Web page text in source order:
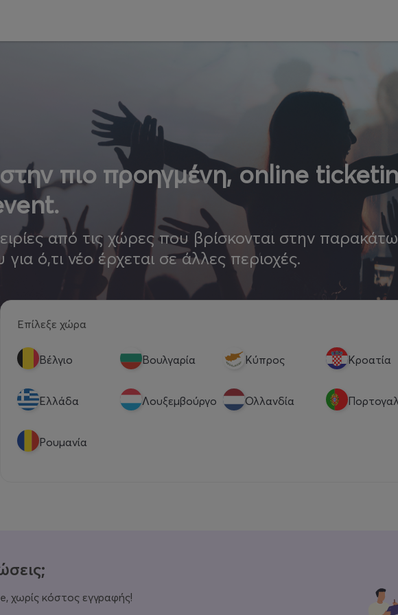
πιο προηγμένη, online
από τις χώρες που βρίσκονται στην παρακάτω
για ό,τι νέο έρχεται σε άλλες περιοχές.
Επίλεξε χώρα
Βέλγιο Βουλγαρία Κύπρος Κροατία
Eλλάδα Λουξεμβούργο Ολλανδία
Ρουμανία
χωρίς κόστος εγγραφής!